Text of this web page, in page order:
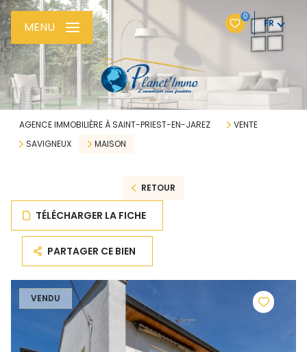
0
FR
MENU
AGENCE IMMOBILIÈRE À SAINT-PRIEST-EN-JAREZ
VENTE
SAVIGNEUX
MAISON
RETOUR
TÉLÉCHARGER LA FICHE
PARTAGER CE BIEN
VENDU